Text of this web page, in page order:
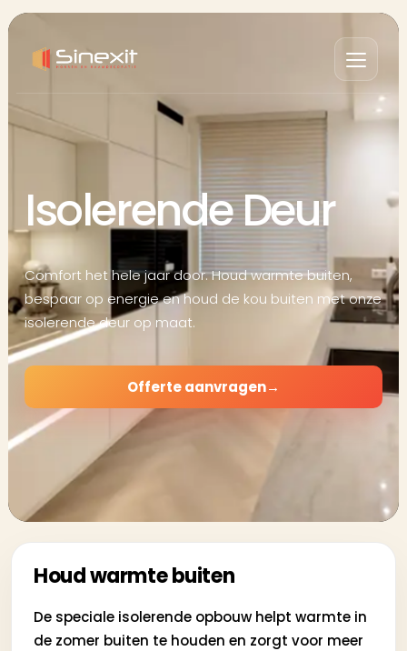
Isolerende Deur
Comfort het hele jaar door. Houd warmte buiten,
bespaar op energie en houd de kou buiten met onze
isolerende deur op maat.
Offerte aanvragen→
Houd warmte buiten
De speciale isolerende opbouw helpt warmte in
de zomer buiten te houden en zorgt voor meer